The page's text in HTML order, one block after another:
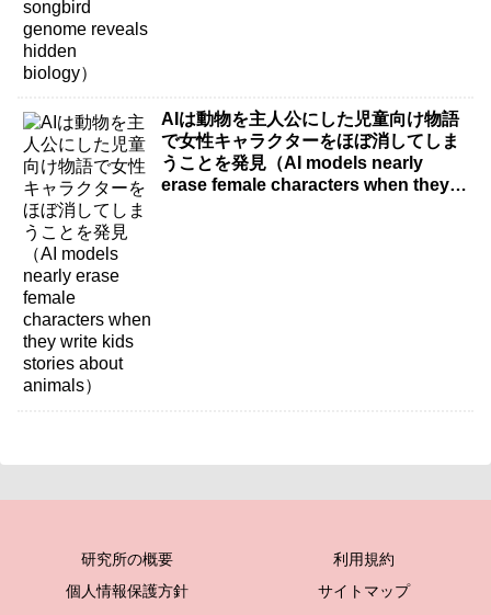
AIは動物を主人公にした児童向け物語
で女性キャラクターをほぼ消してしま
うことを発見（AI models nearly
erase female characters when they
研究所の概要
利用規約
個人情報保護方針
サイトマップ